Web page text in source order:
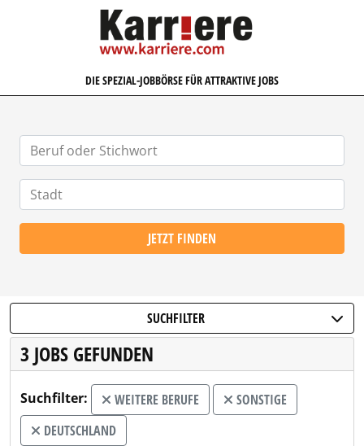
KARRIERE.COM
DIE SPEZIAL-JOBBÖRSE FÜR ATTRAKTIVE JOBS
JETZT FINDEN
SUCHFILTER
3 JOBS GEFUNDEN
Suchfilter: WEITERE BERUFE
SONSTIGE
DEUTSCHLAND